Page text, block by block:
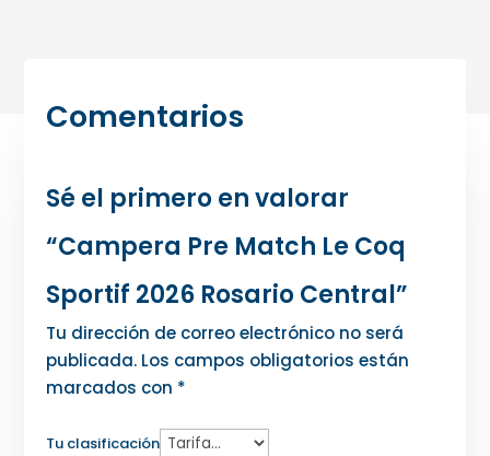
Comentarios
Sé el primero en valorar
“Campera Pre Match Le Coq
Sportif 2026 Rosario Central”
Tu dirección de correo electrónico no será
publicada. Los campos obligatorios están
marcados con *
Tu clasificación